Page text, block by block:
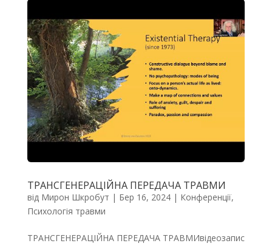
ТРАНСГЕНЕРАЦІЙНА ПЕРЕДАЧА ТРАВМИ
від Мирон Шкробут | Бер 16, 2024| Конференції,
Психологія травми
ТРАНСГЕНЕРАЦІЙНА ПЕРЕДАЧА ТРАВМИвідеозапис